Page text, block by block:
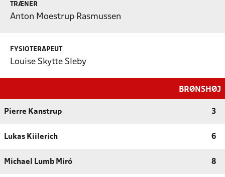
TRÆNER
Anton Moestrup Rasmussen
FYSIOTERAPEUT
Louise Skytte Sleby
BRØNSHØJ
Pierre Kanstrup 3
Lukas Kiilerich 6
Michael Lumb Miró 8